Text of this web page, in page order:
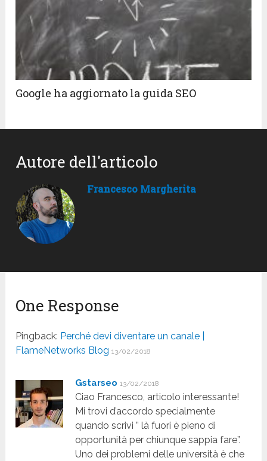
Google ha aggiornato la guida SEO
Autore dell'articolo
Francesco Margherita
One Response
Pingback: Perché devi diventare un canale |
FlameNetworks Blog 13/02/2018
Gstarseo 13/02/2018
Ciao Francesco, articolo interessante!
Mi trovi d’accordo specialmente
quando scrivi ” là fuori è pieno di
opportunità per chiunque sappia fare”.
Uno dei problemi delle università è che